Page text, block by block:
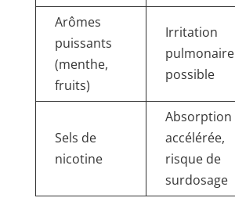
Arômes
puissants
(menthe,
fruits)
Irritation
pulmonaire
possible
Sels de
nicotine
Absorption
accélérée,
risque de
surdosage